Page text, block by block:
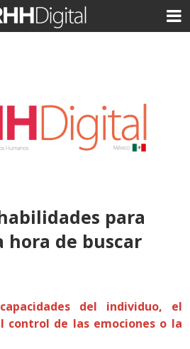
para
hora de buscar
del individuo, el
control de las emociones o la